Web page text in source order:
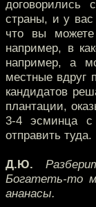
страны, и у вас
что вы можете
например, в
например, а
местные вдруг
кандидатов
плантации,
3-4 эсминца
отправить туда.
Д.Ю.
Богатеть-то
ананасы.